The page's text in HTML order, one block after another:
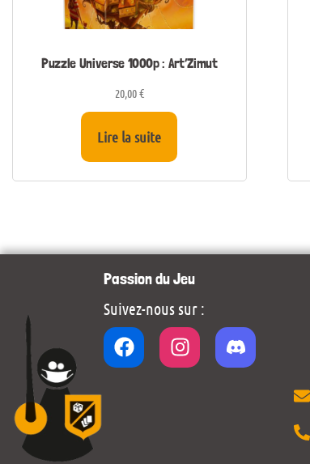
Puzzle Universe 1000p : Art’Zimut
20,00€
Lire la suite
Passion du Jeu
Suivez-nous sur :